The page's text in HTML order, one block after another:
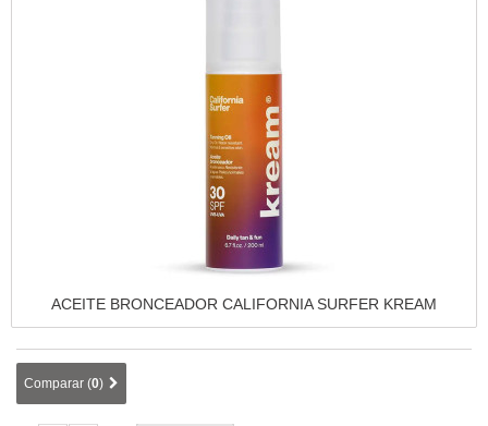
Vista rápida
ACEITE BRONCEADOR CALIFORNIA SURFER KREAM
Comparar (0)